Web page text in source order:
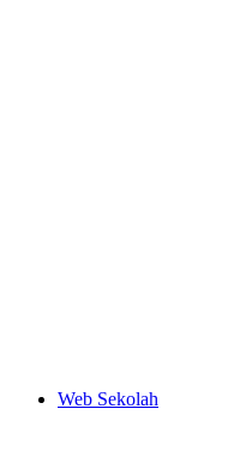
Web Sekolah